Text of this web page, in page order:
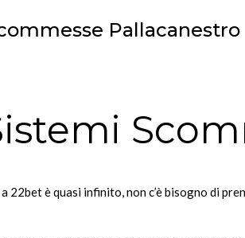
Pallacanestro
22bet è quasi infinito, non c’è bisogno di